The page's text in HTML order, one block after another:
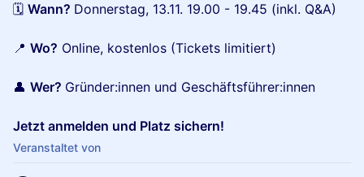
🗓️ Wann? Donnerstag, 13.11. 19.00 - 19.45 (inkl. Q&A)
📍 Wo? Online, kostenlos (Tickets limitiert)
👤 Wer? Gründer:innen und Geschäftsführer:innen
Jetzt anmelden und Platz sichern!
Veranstaltet von